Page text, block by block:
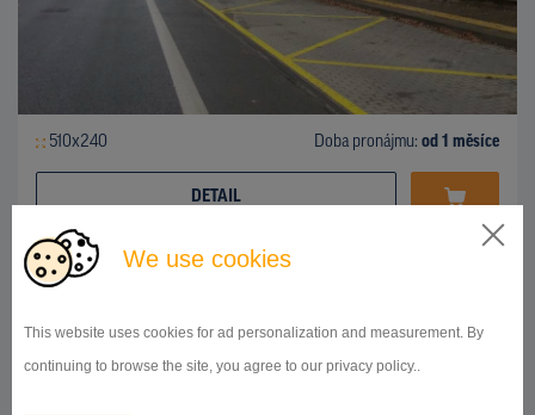
We use cookies
This website uses cookies for ad personalization and measurement. By
continuing to browse the site, you agree to our privacy policy..
510x240 Doba pronájmu: od 1 měsíce
DETAIL
Partizánska ulica, Poprad ID 43233